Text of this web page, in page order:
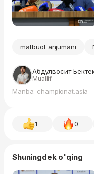
matbuot anjumani
Абдулвосит
Muallif
Manba: championat.asia
1 0
Shuningdek o'qing